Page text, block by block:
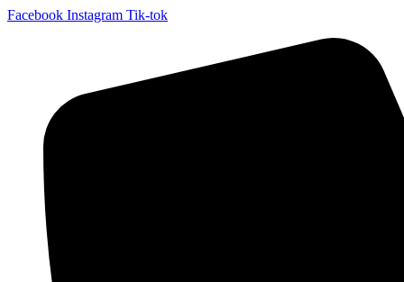
Facebook Instagram Tik-tok